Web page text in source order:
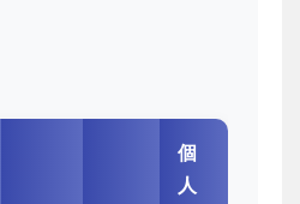
個
人